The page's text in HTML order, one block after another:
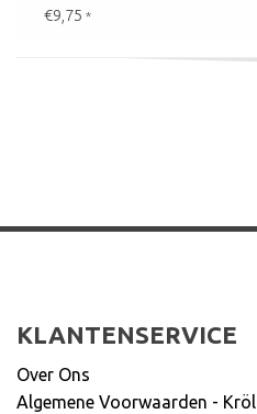
€9,75 *
KLANTENSERVICE
Over Ons
Algemene Voorwaarden -